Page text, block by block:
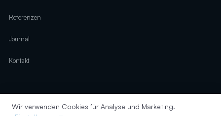
Referenzen
Journal
Kontakt
© 2026 digirelation · Alle Rechte vorbehalten
Wir verwenden Cookies für Analyse und Marketing.